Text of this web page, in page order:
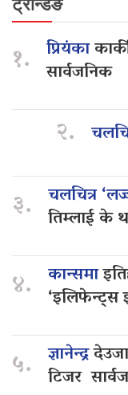
ट्रेन्डिङ
१. प्रियंका
सार्वजनिक
२.
३. चलचित्र
तिम्लाई के
४. कान्समा
‘इलिफेन्ट्स
५. ज्ञानेन्द्र
टिजर